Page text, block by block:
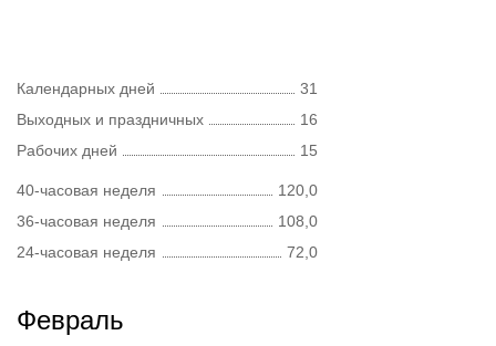
Календарных дней
31
Выходных и праздничных
16
Рабочих дней
15
40-часовая неделя
120,0
36-часовая неделя
108,0
24-часовая неделя
72,0
Февраль